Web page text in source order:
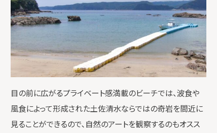
目の前に広がるプライベート感満載のビーチでは、波食や
風食によって形成された土佐清水ならではの奇岩を間近に
見ることができるので、自然のアートを観察するのもオスス